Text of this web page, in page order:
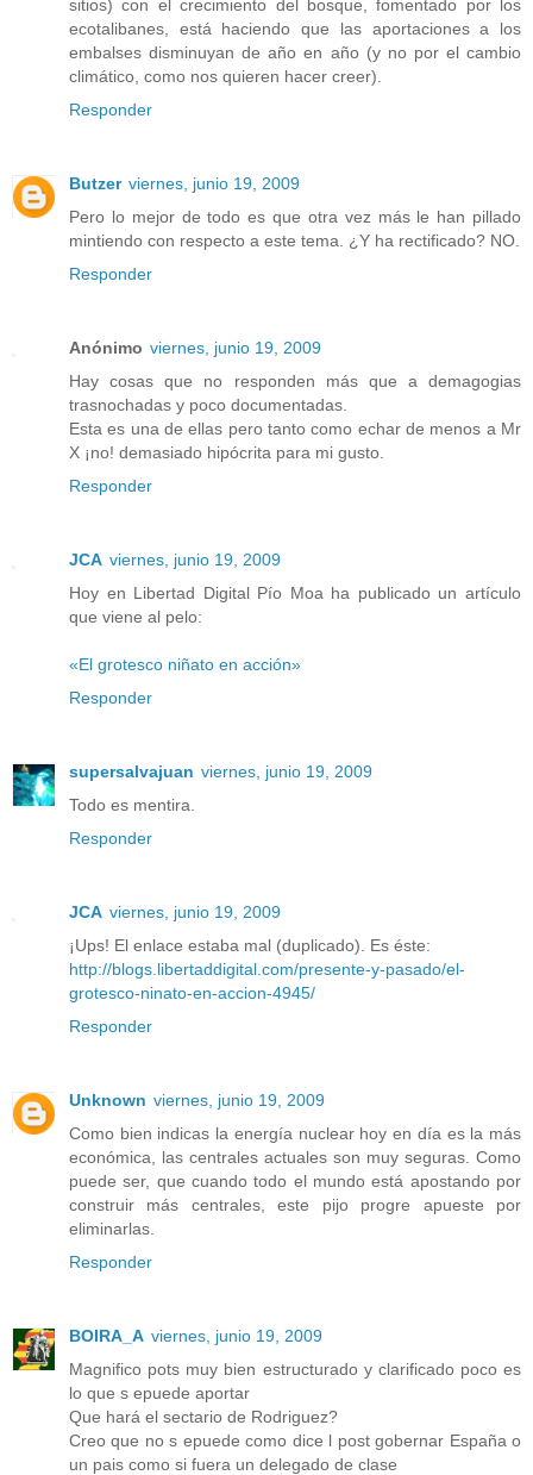
sitios) con el crecimiento del bosque, fomentado por los
ecotalibanes, está haciendo que las aportaciones a los
embalses disminuyan de año en año (y no por el cambio
climático, como nos quieren hacer creer).
Responder
Butzer viernes, junio 19, 2009
Pero lo mejor de todo es que otra vez más le han pillado
mintiendo con respecto a este tema. ¿Y ha rectificado? NO.
Responder
Anónimo viernes, junio 19, 2009
Hay cosas que no responden más que a demagogias
trasnochadas y poco documentadas.
Esta es una de ellas pero tanto como echar de menos a Mr
X ¡no! demasiado hipócrita para mi gusto.
Responder
JCA viernes, junio 19, 2009
Hoy en Libertad Digital Pío Moa ha publicado un artículo
que viene al pelo:
«El grotesco niñato en acción»
Responder
supersalvajuan viernes, junio 19, 2009
Todo es mentira.
Responder
JCA viernes, junio 19, 2009
¡Ups! El enlace estaba mal (duplicado). Es éste:
http://blogs.libertaddigital.com/presente-y-pasado/el-
grotesco-ninato-en-accion-4945/
Responder
Unknown viernes, junio 19, 2009
Como bien indicas la energía nuclear hoy en día es la más
económica, las centrales actuales son muy seguras. Como
puede ser, que cuando todo el mundo está apostando por
construir más centrales, este pijo progre apueste por
eliminarlas.
Responder
BOIRA_A viernes, junio 19, 2009
Magnifico pots muy bien estructurado y clarificado poco es
lo que s epuede aportar
Que hará el sectario de Rodriguez?
Creo que no s epuede como dice l post gobernar España o
un pais como si fuera un delegado de clase